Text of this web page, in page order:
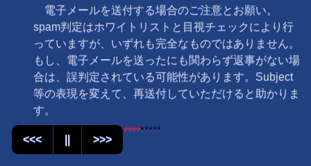
電子メールを送付する場合のご注意とお願い。
spam判定はホワイトリストと目視チェックにより行
っていますが、いずれも完全なものではありません。
もし、電子メールを送ったにも関わらず返事がない場
合は、誤判定されている可能性があります。Subject
等の表現を変えて、再送付していただけると助かりま
す。
<<< || >>>
*********